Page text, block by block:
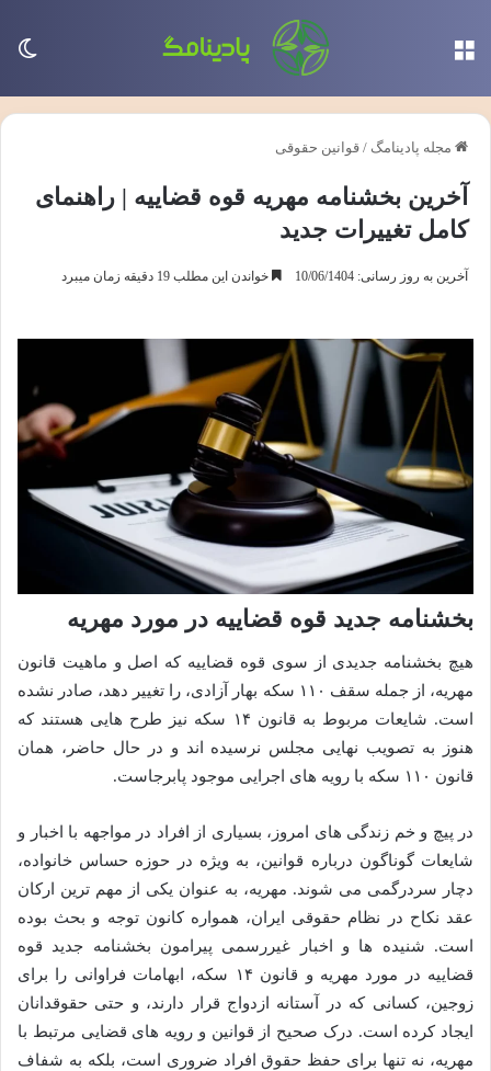
مجله پادینامگ / قوانین حقوقی
آخرین بخشنامه مهریه قوه قضاییه | راهنمای
کامل تغییرات جدید
آخرین به روز رسانی: 10/06/1404 خواندن این مطلب 19 دقیقه زمان میبرد
بخشنامه جدید قوه قضاییه در مورد مهریه
هیچ بخشنامه جدیدی از سوی قوه قضاییه که اصل و ماهیت قانون
مهریه، از جمله سقف ۱۱۰ سکه بهار آزادی، را تغییر دهد، صادر نشده
است. شایعات مربوط به قانون ۱۴ سکه نیز طرح هایی هستند که
هنوز به تصویب نهایی مجلس نرسیده اند و در حال حاضر، همان
قانون ۱۱۰ سکه با رویه های اجرایی موجود پابرجاست.
در پیچ و خم زندگی های امروز، بسیاری از افراد در مواجهه با اخبار و
شایعات گوناگون درباره قوانین، به ویژه در حوزه حساس خانواده،
دچار سردرگمی می شوند. مهریه، به عنوان یکی از مهم ترین ارکان
عقد نکاح در نظام حقوقی ایران، همواره کانون توجه و بحث بوده
است. شنیده ها و اخبار غیررسمی پیرامون بخشنامه جدید قوه
قضاییه در مورد مهریه و قانون ۱۴ سکه، ابهامات فراوانی را برای
زوجین، کسانی که در آستانه ازدواج قرار دارند، و حتی حقوقدانان
ایجاد کرده است. درک صحیح از قوانین و رویه های قضایی مرتبط با
مهریه، نه تنها برای حفظ حقوق افراد ضروری است، بلکه به شفاف